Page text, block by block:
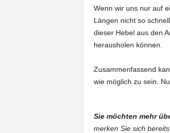
Wenn wir uns nur auf
Längen nicht so
dieser Hebel aus den
herausholen können.
Zusammenfassend
wie möglich zu sein.
Sie möchten mehr
merken Sie sich